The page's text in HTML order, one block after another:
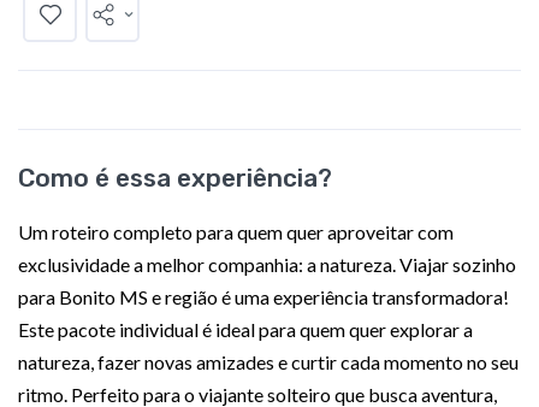
Como é essa experiência?
Um roteiro completo para quem quer aproveitar com
exclusividade a melhor companhia: a natureza. Viajar sozinho
para Bonito MS e região é uma experiência transformadora!
Este pacote individual é ideal para quem quer explorar a
natureza, fazer novas amizades e curtir cada momento no seu
ritmo. Perfeito para o viajante solteiro que busca aventura,